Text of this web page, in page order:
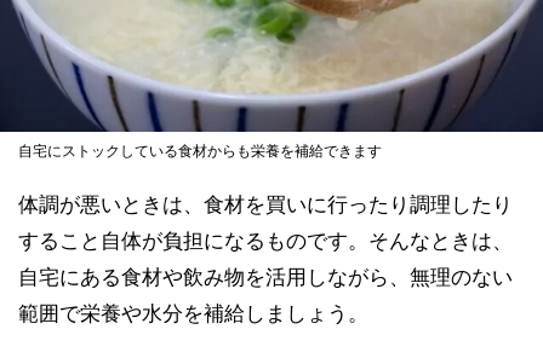
自宅にストックしている食材からも栄養を補給できます
体調が悪いときは、食材を買いに行ったり調理したり
すること自体が負担になるものです。そんなときは、
自宅にある食材や飲み物を活用しながら、無理のない
範囲で栄養や水分を補給しましょう。